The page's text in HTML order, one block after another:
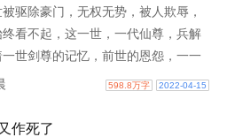
被驱除豪门，无权无势，被人欺辱，
看不起，这一世，一代仙尊，兵解
世剑尊的记忆，前世的恩怨，一一
离奇失踪的原因，也被一一..
598.8万字 2022-04-15
作死了